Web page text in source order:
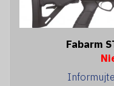
Fabarm